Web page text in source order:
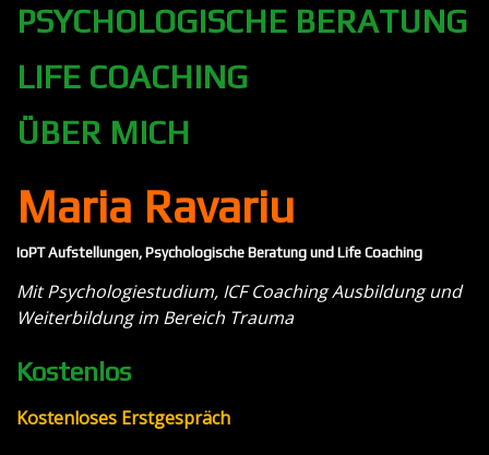
PSYCHOLOGISCHE BERATUNG
LIFE COACHING
ÜBER MICH
Maria Ravariu
IoPT Aufstellungen, Psychologische Beratung und Life Coaching
Mit Psychologiestudium, ICF Coaching Ausbildung und
Weiterbildung im Bereich Trauma
Kostenlos
Kostenloses Erstgespräch